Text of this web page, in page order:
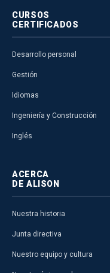
CURSOS
CERTIFICADOS
Desarrollo personal
Gestión
Idiomas
Ingeniería y Construcción
Inglés
ACERCA
DE ALISON
Nuestra historia
Junta directiva
Nuestro equipo y cultura